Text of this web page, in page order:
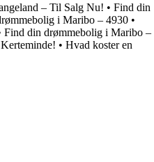
– Til Salg Nu! • Find din
i Maribo – 4930 •
Find din drømmebolig i Maribo –
• Hvad koster en